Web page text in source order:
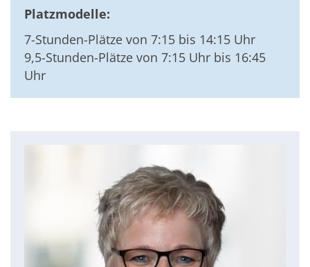
Platzmodelle:
7-Stunden-Plätze von 7:15 bis 14:15 Uhr
9,5-Stunden-Plätze von 7:15 Uhr bis 16:45
Uhr